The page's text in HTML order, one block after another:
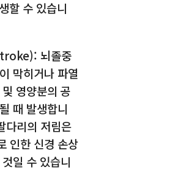
할 수 있습니
뇌졸중
막히거나 파열
영양분의 공
때 발생합니
다리의 저림은
인한 신경 손상
일 수 있습니